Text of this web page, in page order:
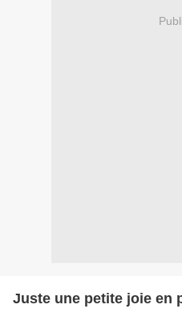
Juste une petite joie en